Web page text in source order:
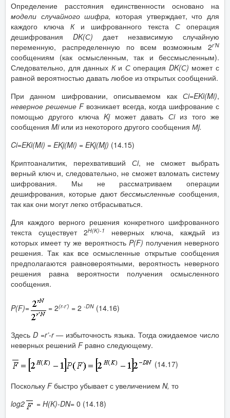
Определение расстояния единственности основано на
модели случайного шифра, которая утверждает, что для
каждого ключа К и шифрованного текста С операция
дешифрования DK(С) дает независимую случайную
переменную, распределенную по всем возможным 2r’N
сообщениям (как осмысленным, так и бессмысленным).
Следовательно, для данных К и Соперация DK(С) может с
равной вероятностью давать любое из открытых сообщений.
При данном шифровании, описываемом как Сi=EKi(Mi),
неверное решениеFвозникает всегда, когда шифрование с
помощью другого ключаKjможет давать Сi из того же
сообщения Mi или из некоторого другого сообщения Мj.
Ci=EKi(Mi) = EKj(Mi) = EKj(Mj) (14.15)
Криптоаналитик, перехвативший Сi, не сможет выбрать
верный ключ и, следовательно, не сможет взломать систему
шифрования. Мы не рассматриваем операции
дешифрования, которые даютбессмысленные сообщения,
так как они могут легко отбрасываться.
Для каждого верного решения конкретного шифрованного
текста существует 2H(K)-1 неверных ключа, каждый из
которых имеет ту же вероятность P(F) получения неверного
решения. Так как все осмысленные открытые сообщения
предполагаются равновероятными, вероятность неверного
решения равна вероятности получения осмысленного
сообщения.
P(F)= = 2(r-r’) = 2 -DN (14.16)
Здесь D=r’-r— избыточность языка. Тогда ожидаемое число
неверных решений Fравно следующему.
(14.17)
Поскольку Fбыстро убывает с увеличением N, то
log2 = H(K)-DN= 0 (14.18)